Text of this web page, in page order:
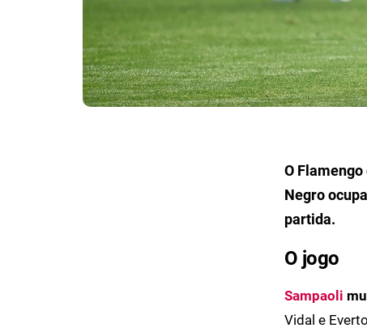
O
Negro
partida.
O jogo
Sampaoli
Vidal e